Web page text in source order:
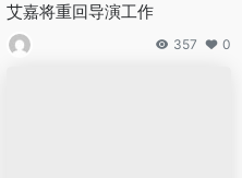
艾嘉将重回导演工作
357 0